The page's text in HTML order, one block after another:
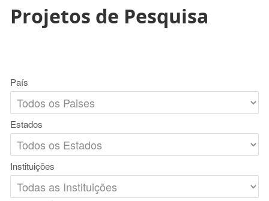
Projetos de Pesquisa
País
Estados
Instituições